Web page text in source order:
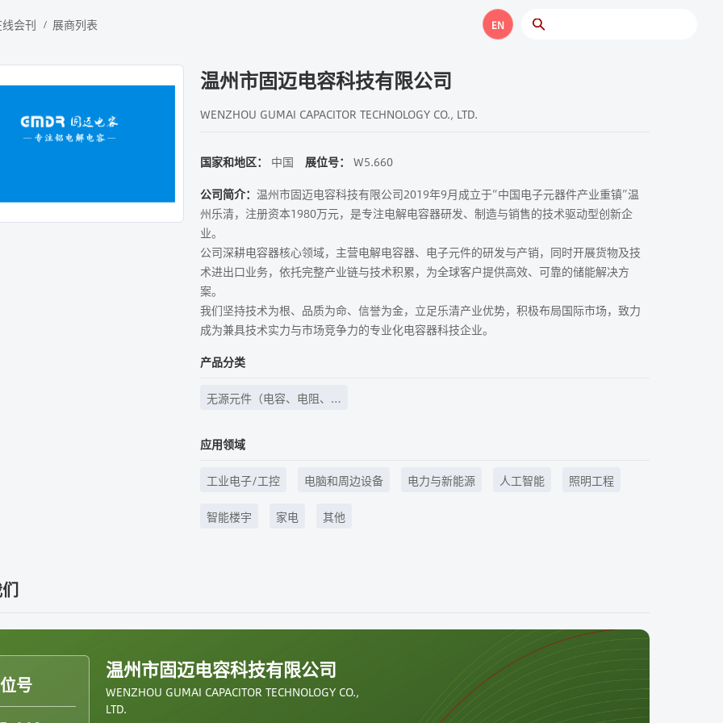
EN
会刊 展商列表
温州市固迈电容科技有限公司
WENZHOU GUMAI CAPACITOR TECHNOLOGY CO., LTD.
国家和地区： 中国 展位号： W5.660
公司简介： 温州市固迈电容科技有限公司2019年9月成立于“中国电子元器件产业重镇”温
州乐清，注册资本1980万元，是专注电解电容器研发、制造与销售的技术驱动型创新企
业。
公司深耕电容器核心领域，主营电解电容器、电子元件的研发与产销，同时开展货物及技
术进出口业务，依托完整产业链与技术积累，为全球客户提供高效、可靠的储能解决方
案。
我们坚持技术为根、品质为命、信誉为金，立足乐清产业优势，积极布局国际市场，致力
成为兼具技术实力与市场竞争力的专业化电容器科技企业。
产品分类
无源元件（电容、电阻、
应用领域
工业电子/工控 电脑和周边设备 电力与新能源 人工智能 照明工程
智能楼宇 家电 其他
号
温州市固迈电容科技有限公司
WENZHOU GUMAI CAPACITOR TECHNOLOGY CO.,
LTD.